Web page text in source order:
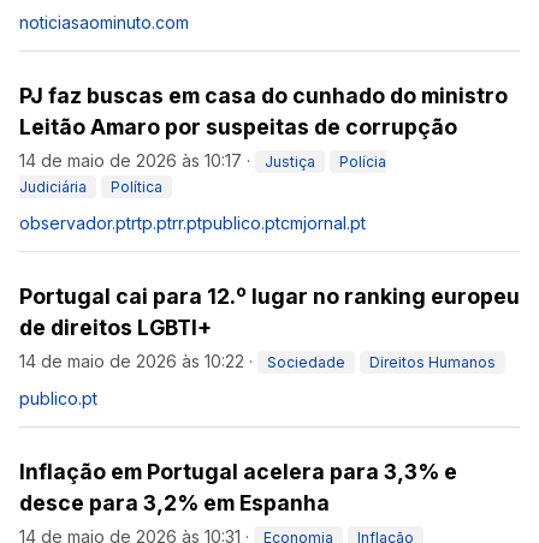
noticiasaominuto.com
PJ faz buscas em casa do cunhado do ministro
Leitão Amaro por suspeitas de corrupção
14 de maio de 2026 às 10:17 · Justiça
Polícia
Judiciária
Política
observador.ptrtp.ptrr.ptpublico.ptcmjornal.pt
Portugal cai para 12.º lugar no ranking europeu
de direitos LGBTI+
14 de maio de 2026 às 10:22 · Sociedade Direitos Humanos
publico.pt
Inflação em Portugal acelera para 3,3% e
desce para 3,2% em Espanha
14 de maio de 2026 às 10:31 · Economia Inflação